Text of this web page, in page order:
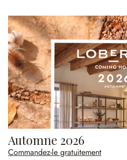
Automne 2026
Commandez-le gratuitement